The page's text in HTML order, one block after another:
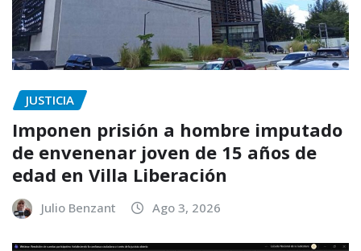
JUSTICIA
Imponen prisión a hombre imputado
de envenenar joven de 15 años de
edad en Villa Liberación
Julio Benzant Ago 3, 2026